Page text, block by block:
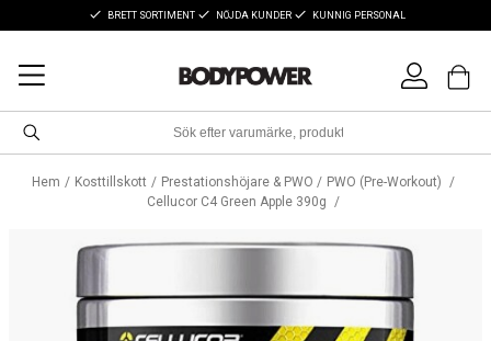
BRETT SORTIMENT NÖJDA KUNDER KUNNIG PERSONAL
Hem Kosttillskott Prestationshöjare & PWO
PWO (Pre-Workout)
Cellucor C4 Green Apple 390g